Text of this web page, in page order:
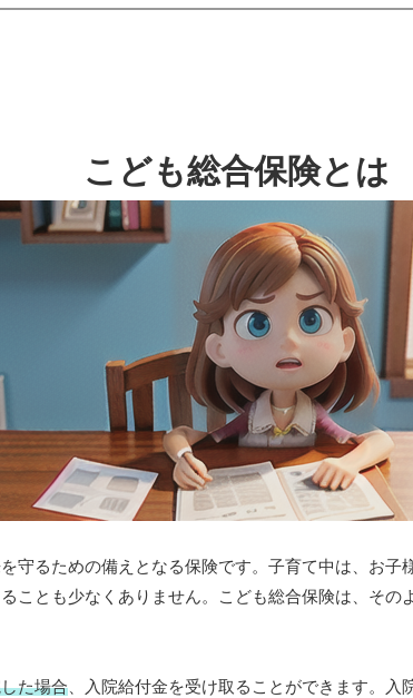
こども総合保険とは
守るための備えとなる保険です。子育て中は、お
ことも少なくありません。こども総合保険は、その
た場合 、入院給付金を受け取ることができます。